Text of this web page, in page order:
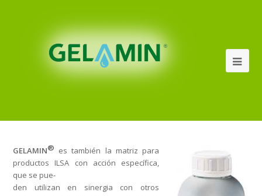
GELAMIN® es también la matriz para
productos ILSA con acción específica,
que se pue-
den utilizan en sinergia con otros